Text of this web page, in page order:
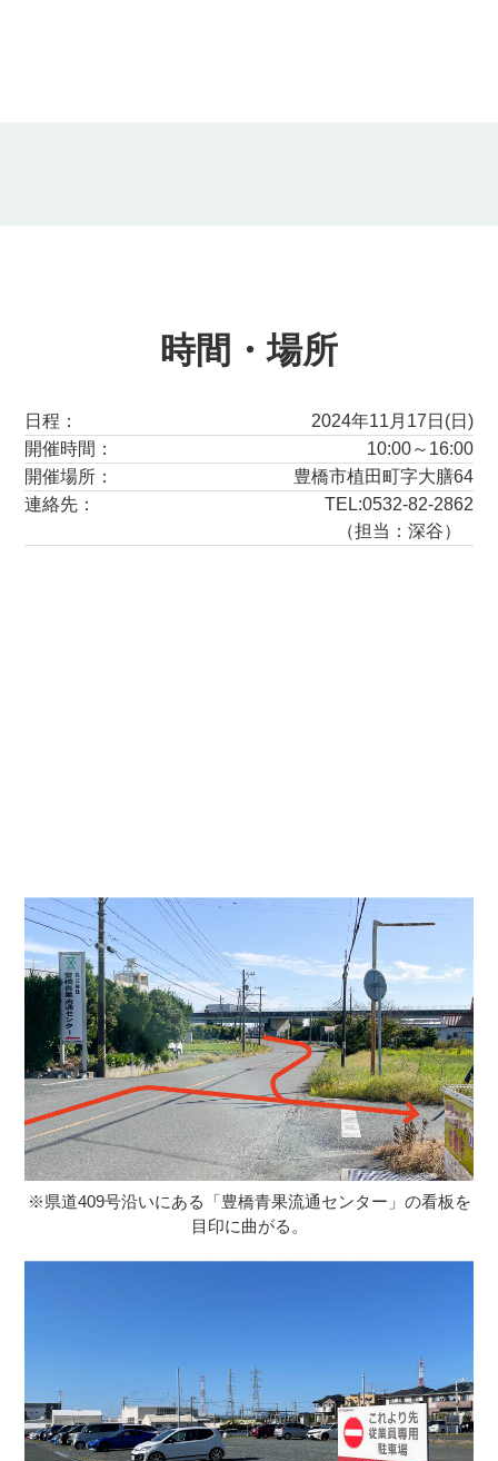
時間・場所
日程：
2024年11月17日(日)
開催時間：
10:00～16:00
開催場所：
豊橋市植田町字大膳64
連絡先：
TEL:0532-82-2862
（担当：深谷）
※県道409号沿いにある「豊橋青果流通センター」の看板を
目印に曲がる。